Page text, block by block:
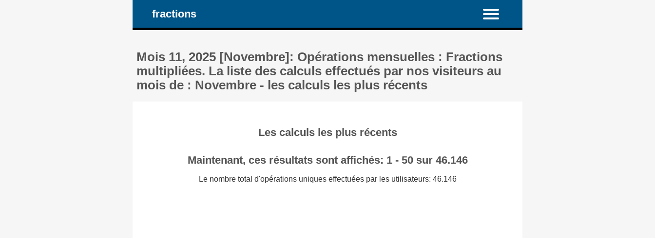
fractions
Mois 11, 2025 [Novembre]: Opérations mensuelles : Fractions
multipliées. La liste des calculs effectués par nos visiteurs au
mois de : Novembre - les calculs les plus récents
Les calculs les plus récents
Maintenant, ces résultats sont affichés: 1 - 50 sur 46.146
Le nombre total d'opérations uniques effectuées par les utilisateurs: 46.146